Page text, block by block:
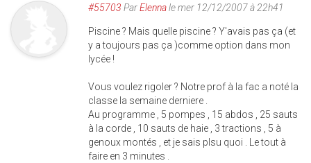
#55703 ParElennale mer 12/12/2007 à 22h41
Piscine ? Mais quelle piscine ? Y'avais pas ça (et
y a toujours pas ça )comme option dans mon
lycée !
Vous voulez rigoler ? Notre prof à la fac a noté la
classe la semaine derniere .
Au programme , 5 pompes , 15 abdos , 25 sauts
à la corde , 10 sauts de haie , 3 tractions , 5 à
genoux montés , et je sais plsu quoi . Le tout à
faire en 3 minutes .